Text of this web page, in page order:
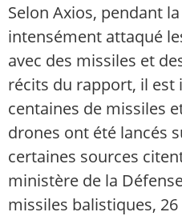
Selon Axios, pendant
intensément attaqué
avec des missiles et
récits du rapport, il est
centaines de missiles
drones ont été lancés
certaines sources
ministère de la
missiles balistiques,